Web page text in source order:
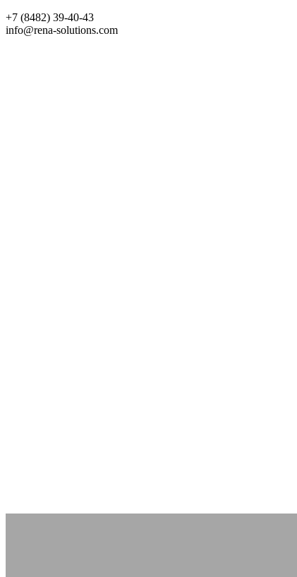
+7 (8482) 39-40-43
info@rena-solutions.com